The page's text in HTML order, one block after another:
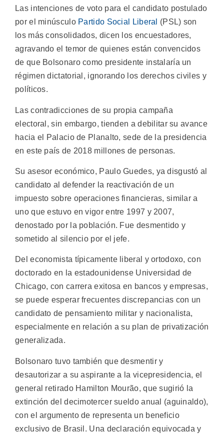
Las intenciones de voto para el candidato postulado
por el minúsculo Partido Social Liberal
(PSL) son
los más consolidados, dicen los encuestadores,
agravando el temor de quienes están convencidos
de que Bolsonaro como presidente instalaría un
régimen dictatorial, ignorando los derechos civiles y
políticos.
Las contradicciones de su propia campaña
electoral, sin embargo, tienden a debilitar su avance
hacia el Palacio de Planalto, sede de la presidencia
en este país de 2018 millones de personas.
Su asesor económico, Paulo Guedes, ya disgustó al
candidato al defender la reactivación de un
impuesto sobre operaciones financieras, similar a
uno que estuvo en vigor entre 1997 y 2007,
denostado por la población. Fue desmentido y
sometido al silencio por el jefe.
Del economista típicamente liberal y ortodoxo, con
doctorado en la estadounidense Universidad de
Chicago, con carrera exitosa en bancos y empresas,
se puede esperar frecuentes discrepancias con un
candidato de pensamiento militar y nacionalista,
especialmente en relación a su plan de privatización
generalizada.
Bolsonaro tuvo también que desmentir y
desautorizar a su aspirante a la vicepresidencia, el
general retirado Hamilton Mourão, que sugirió la
extinción del decimotercer sueldo anual (aguinaldo),
con el argumento de representa un beneficio
exclusivo de Brasil. Una declaración equivocada y